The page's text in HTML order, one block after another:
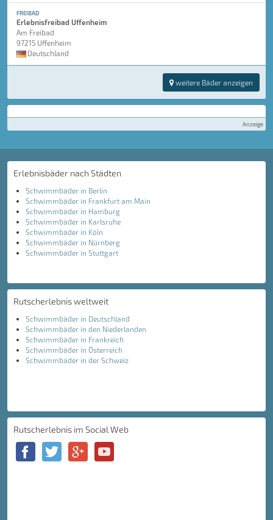
FREIBAD
Erlebnisfreibad Uffenheim
Am Freibad
97215 Uffenheim
Deutschland
weitere Bäder anzeigen
Anzeige
Erlebnisbäder nach Städten
Schwimmbäder in Berlin
Schwimmbäder in Frankfurt am Main
Schwimmbäder in Hamburg
Schwimmbäder in Karlsruhe
Schwimmbäder in Köln
Schwimmbäder in Nürnberg
Schwimmbäder in Stuttgart
Rutscherlebnis weltweit
Schwimmbäder in Deutschland
Schwimmbäder in den Niederlanden
Schwimmbäder in Frankreich
Schwimmbäder in Österreich
Schwimmbäder in der Schweiz
Rutscherlebnis im Social Web